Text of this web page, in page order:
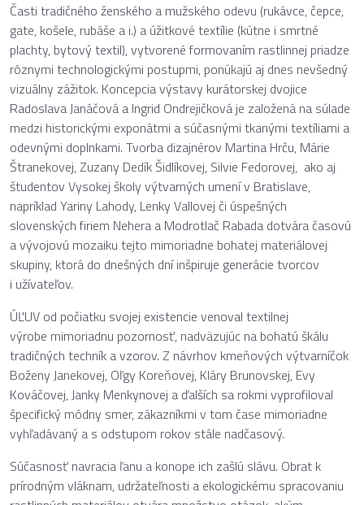
Časti tradičného ženského a mužského odevu (rukávce, čepce,
gate, košele, rubáše a i.) a úžitkové textílie (kútne i smrtné
plachty, bytový textil), vytvorené formovaním rastlinnej priadze
rôznymi technologickými postupmi, ponúkajú aj dnes nevšedný
vizuálny zážitok. Koncepcia výstavy kurátorskej dvojice
Radoslava Janáčová a Ingrid Ondrejičková je založená na súlade
medzi historickými exponátmi a súčasnými tkanými textíliami a
odevnými doplnkami. Tvorba dizajnérov Martina Hrču, Márie
Štranekovej, Zuzany Dedík Šidlíkovej, Silvie Fedorovej, ako aj
študentov Vysokej školy výtvarných umení v Bratislave,
napríklad Yariny Lahody, Lenky Vallovej či úspešných
slovenských firiem Nehera a Modrotlač Rabada dotvára časovú
a vývojovú mozaiku tejto mimoriadne bohatej materiálovej
skupiny, ktorá do dnešných dní inšpiruje generácie tvorcov
i užívateľov.
ÚĽUV od počiatku svojej existencie venoval textilnej
výrobe mimoriadnu pozornosť, nadväzujúc na bohatú škálu
tradičných techník a vzorov. Z návrhov kmeňových výtvarníčok
Boženy Janekovej, Oľgy Koreňovej, Kláry Brunovskej, Evy
Kováčovej, Janky Menkynovej a ďalších sa rokmi vyprofiloval
špecifický módny smer, zákazníkmi v tom čase mimoriadne
vyhľadávaný a s odstupom rokov stále nadčasový.
Súčasnosť navracia ľanu a konope ich zašlú slávu. Obrat k
prírodným vláknam, udržateľnosti a ekologickému spracovaniu